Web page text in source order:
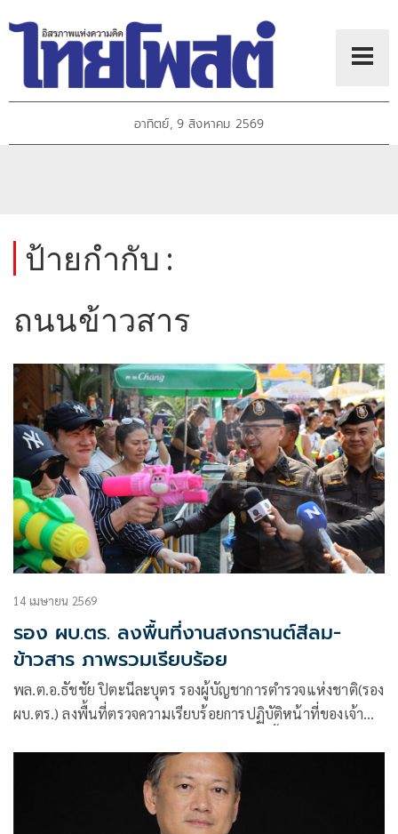
อาทิตย์, 9 สิงหาคม 2569
ป้ายกำกับ :
ถนนข้าวสาร
14 เมษายน 2569
รอง ผบ.ตร. ลงพื้นที่งานสงกรานต์สีลม-
ข้าวสาร ภาพรวมเรียบร้อย
พล.ต.อ.ธัชชัย ปิตะนีละบุตร รองผู้บัญชาการตำรวจแห่งชาติ(รอง
ผบ.ตร.) ลงพื้นที่ตรวจความเรียบร้อยการปฏิบัติหน้าที่ของเจ้า
สงกรานต์ บริเวณถนนข้าวสารและถนนสีลม กรุงเทพมหานคร